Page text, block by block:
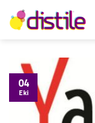
İçeriğe
atla
04
Eki